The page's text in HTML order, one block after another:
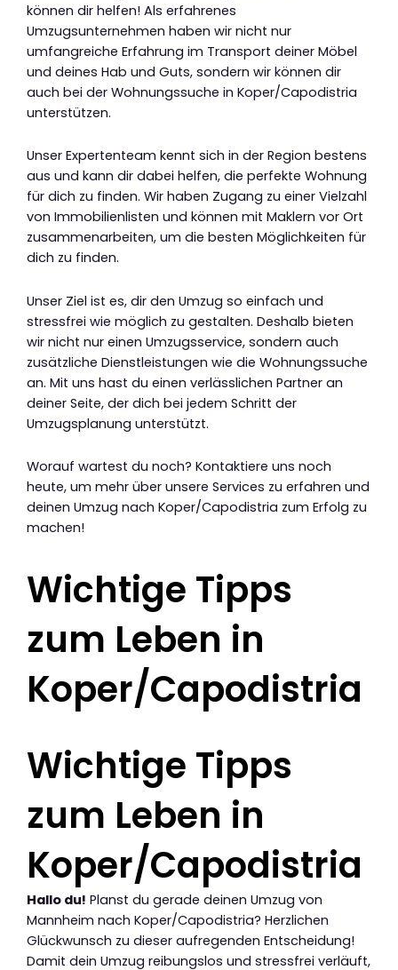
können dir helfen! Als erfahrenes
Umzugsunternehmen haben wir nicht nur
umfangreiche Erfahrung im Transport deiner Möbel
und deines Hab und Guts, sondern wir können dir
auch bei der Wohnungssuche in Koper/Capodistria
unterstützen.
Unser Expertenteam kennt sich in der Region bestens
aus und kann dir dabei helfen, die perfekte Wohnung
für dich zu finden. Wir haben Zugang zu einer Vielzahl
von Immobilienlisten und können mit Maklern vor Ort
zusammenarbeiten, um die besten Möglichkeiten für
dich zu finden.
Unser Ziel ist es, dir den Umzug so einfach und
stressfrei wie möglich zu gestalten. Deshalb bieten
wir nicht nur einen Umzugsservice, sondern auch
zusätzliche Dienstleistungen wie die Wohnungssuche
an. Mit uns hast du einen verlässlichen Partner an
deiner Seite, der dich bei jedem Schritt der
Umzugsplanung unterstützt.
Worauf wartest du noch? Kontaktiere uns noch
heute, um mehr über unsere Services zu erfahren und
deinen Umzug nach Koper/Capodistria zum Erfolg zu
machen!
Wichtige Tipps
zum Leben in
Koper/Capodistria
Wichtige Tipps
zum Leben in
Koper/Capodistria
Hallo du! Planst du gerade deinen Umzug von
Mannheim nach Koper/Capodistria? Herzlichen
Glückwunsch zu dieser aufregenden Entscheidung!
Damit dein Umzug reibungslos und stressfrei verläuft,